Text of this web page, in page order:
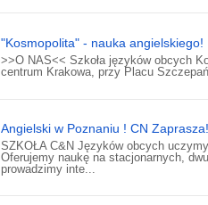
"Kosmopolita" - nauka angielskiego!
>>O NAS<< Szkoła języków obcych
centrum Krakowa, przy Placu
Angielski w Poznaniu ! CN Zaprasza!
SZKOŁA C&N Języków obcych
Oferujemy naukę na stacjonarnych,
prowadzimy inte...